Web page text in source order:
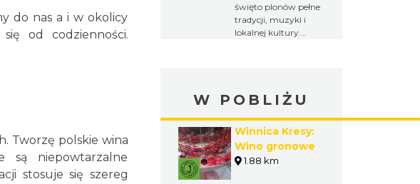
do nas a i w okolicy
od codzienności.
Tworzę polskie wina
są niepowtarzalne
stosuje się szereg
święto plonów pełne
tradycji, muzyki i
lokalnej kultury.
integracja
zabawa tworzą
wyjątkowy weekend
dla mieszkańców
oraz gości.
W POBLIŻU
Winnica Kresy:
Wino gronowe
1.88 km